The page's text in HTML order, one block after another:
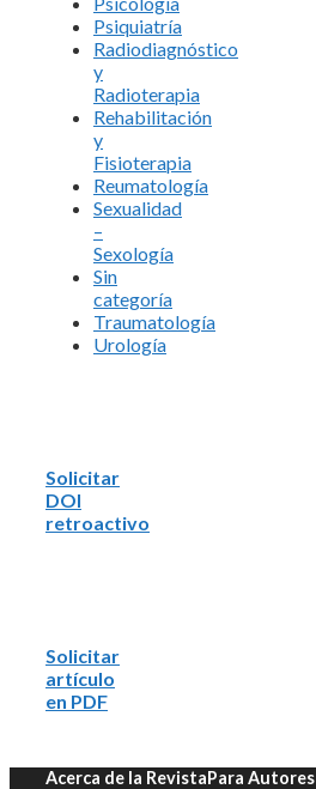
Psiquiatría
Radiodiagnóstico
y
Radioterapia
Rehabilitación
y
Fisioterapia
Reumatología
Sexualidad
–
Sexología
Sin
categoría
Traumatología
Urología
Solicitar
DOI
retroactivo
Solicitar
artículo
en PDF
Acerca de la RevistaPara Autores